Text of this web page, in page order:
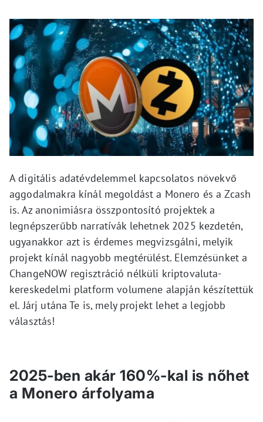
A digitális adatévdelemmel kapcsolatos növekvő
aggodalmakra kínál megoldást a Monero és a Zcash
is. Az anonimiásra összpontosító projektek a
legnépszerűbb narratívák lehetnek 2025 kezdetén,
ugyanakkor azt is érdemes megvizsgálni, melyik
projekt kínál nagyobb megtérülést. Elemzésünket a
ChangeNOW regisztráció nélküli kriptovaluta-
kereskedelmi platform volumene alapján készítettük
el. Járj utána Te is, mely projekt lehet a legjobb
választás!
2025-ben akár 160%-kal is nőhet
a Monero árfolyama